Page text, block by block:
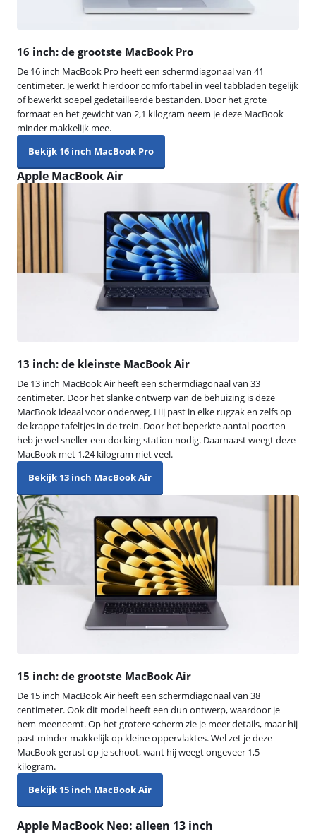
16 inch: de grootste MacBook Pro
De 16 inch MacBook Pro heeft een schermdiagonaal van 41
centimeter. Je werkt hierdoor comfortabel in veel tabbladen tegelijk
of bewerkt soepel gedetailleerde bestanden. Door het grote
formaat en het gewicht van 2,1 kilogram neem je deze MacBook
minder makkelijk mee.
Bekijk 16 inch MacBook Pro
Apple MacBook Air
13 inch: de kleinste MacBook Air
De 13 inch MacBook Air heeft een schermdiagonaal van 33
centimeter. Door het slanke ontwerp van de behuizing is deze
MacBook ideaal voor onderweg. Hij past in elke rugzak en zelfs op
de krappe tafeltjes in de trein. Door het beperkte aantal poorten
heb je wel sneller een docking station nodig. Daarnaast weegt deze
MacBook met 1,24 kilogram niet veel.
Bekijk 13 inch MacBook Air
15 inch: de grootste MacBook Air
De 15 inch MacBook Air heeft een schermdiagonaal van 38
centimeter. Ook dit model heeft een dun ontwerp, waardoor je
hem meeneemt. Op het grotere scherm zie je meer details, maar hij
past minder makkelijk op kleine oppervlaktes. Wel zet je deze
MacBook gerust op je schoot, want hij weegt ongeveer 1,5
kilogram.
Bekijk 15 inch MacBook Air
Apple MacBook Neo: alleen 13 inch